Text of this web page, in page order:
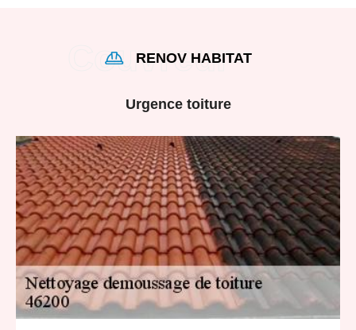
RENOV HABITAT
Urgence toiture